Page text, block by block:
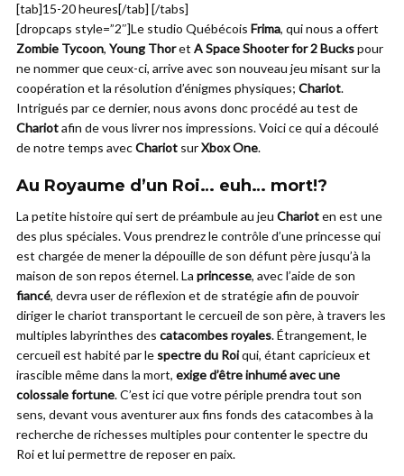
[tab]15-20 heures[/tab] [/tabs]
[dropcaps style=”2″]Le studio Québécois Frima, qui nous a offert
Zombie Tycoon, Young Thoret A Space Shooter for 2 Buckspour
ne nommer que ceux-ci, arrive avec son nouveau jeu misant sur la
coopération et la résolution d’énigmes physiques; Chariot.
Intrigués par ce dernier, nous avons donc procédé au test de
Chariotafin de vous livrer nos impressions. Voici ce qui a découlé
de notre temps avecChariot surXbox One.
Au Royaume d’un Roi… euh… mort!?
La petite histoire qui sert de préambule au jeu Charioten est une
des plus spéciales. Vous prendrez le contrôle d’une princesse qui
est chargée de mener la dépouille de son défunt père jusqu’à la
maison de son repos éternel. La princesse, avec l’aide de son
fiancé, devra user de réflexion et de stratégie afin de pouvoir
diriger le chariot transportant le cercueil de son père, à travers les
multiples labyrinthes des catacombes royales. Étrangement, le
cercueil est habité par le spectre du Roiqui, étant capricieux et
irascible même dans la mort, exige d’être inhumé avec une
colossale fortune. C’est ici que votre périple prendra tout son
sens, devant vous aventurer aux fins fonds des catacombes à la
recherche de richesses multiples pour contenter le spectre du
Roi et lui permettre de reposer en paix.